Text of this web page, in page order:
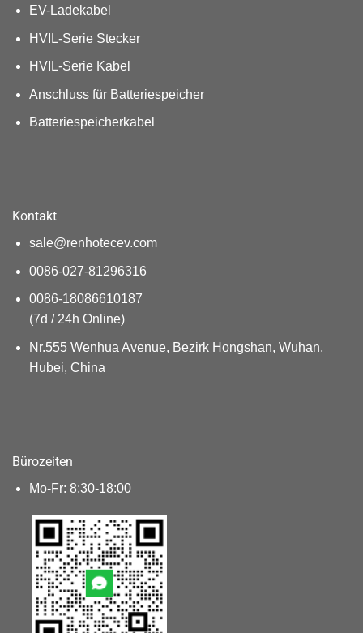
EV-Ladekabel
HVIL-Serie Stecker
HVIL-Serie Kabel
Anschluss für Batteriespeicher
Batteriespeicherkabel
Kontakt
sale@renhotecev.com
0086-027-81296316
0086-18086610187
(7d / 24h Online)
Nr.555 Wenhua Avenue, Bezirk Hongshan, Wuhan,
Hubei, China
Bürozeiten
Mo-Fr: 8:30-18:00